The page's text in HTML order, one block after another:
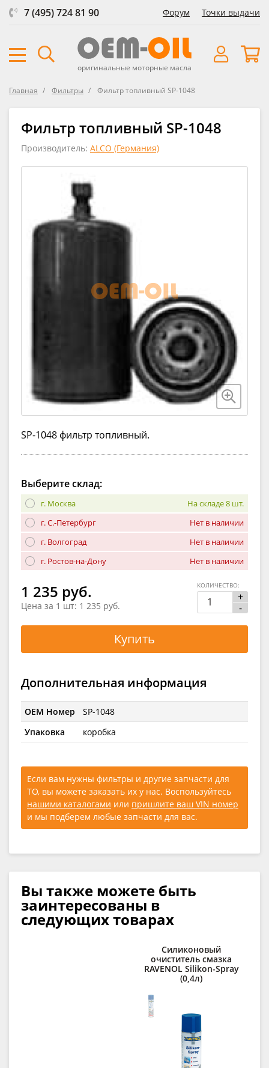
7 (495) 724 81 90 Форум Точки выдачи
оригинальные моторные масла
Главная Фильтры Фильтр топливный SP-1048
Фильтр топливный SP-1048
Производитель: ALCO (Германия)
SP-1048 фильтр топливный.
Выберите склад:
г. Москва
На складе 8 шт.
г. С.-Петербург
Нет в наличии
г. Волгоград
Нет в наличии
г. Ростов-на-Дону
Нет в наличии
1 235 руб.
Цена за 1 шт: 1 235 руб.
+
-
КОЛИЧЕСТВО:
Купить
Дополнительная информация
OEM Номер
SP-1048
Упаковка
коробка
Если вам нужны фильтры и другие запчасти для
ТО, вы можете заказать их у нас. Воспользуйтесь
нашими каталогами или пришлите ваш VIN номер
и мы подберем любые запчасти для вас.
Вы также можете быть
заинтересованы в
следующих товарах
Силиконовый
очиститель смазка
RAVENOL Silikon-Spray
(0,4л)